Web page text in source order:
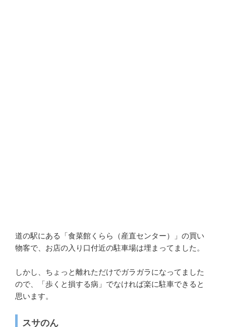
道の駅にある「食菜館くらら（産直センター）」の買い
物客で、お店の入り口付近の駐車場は埋まってました。
しかし、ちょっと離れただけでガラガラになってました
ので、「歩くと損する病」でなければ楽に駐車できると
思います。
スサのん